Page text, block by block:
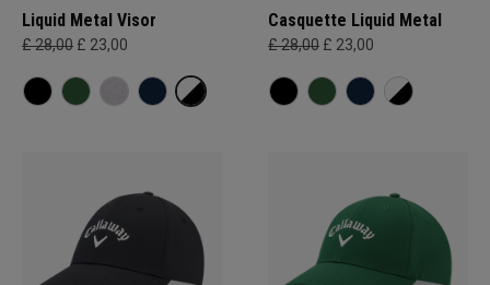
Liquid Metal Visor
£ 28,00 £ 23,00
Casquette Liquid Metal
£ 28,00 £ 23,00